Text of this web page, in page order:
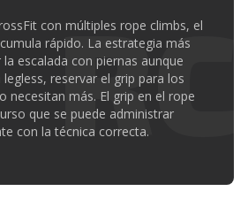
con múltiples rope climbs, el
rápido. La estrategia más
escalada con piernas aunque
reservar el grip para los
necesitan más. El grip en el rope
que se puede administrar
con la técnica correcta.